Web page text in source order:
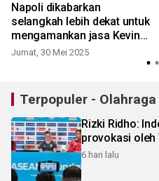
Napoli dikabarkan
selangkah lebih dekat untuk
mengamankan jasa Kevin
De Bruyne
Jumat, 30 Mei 2025
Terpopuler - Olahraga
Rizki Ridho:
provokasi oleh
6 hari lalu